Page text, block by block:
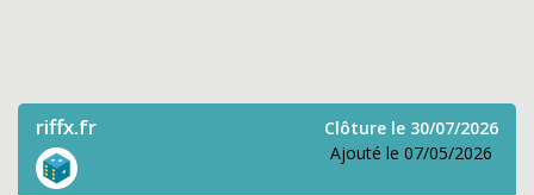
riffx.fr
Clôture le 30/07/2026
Ajouté le 07/05/2026